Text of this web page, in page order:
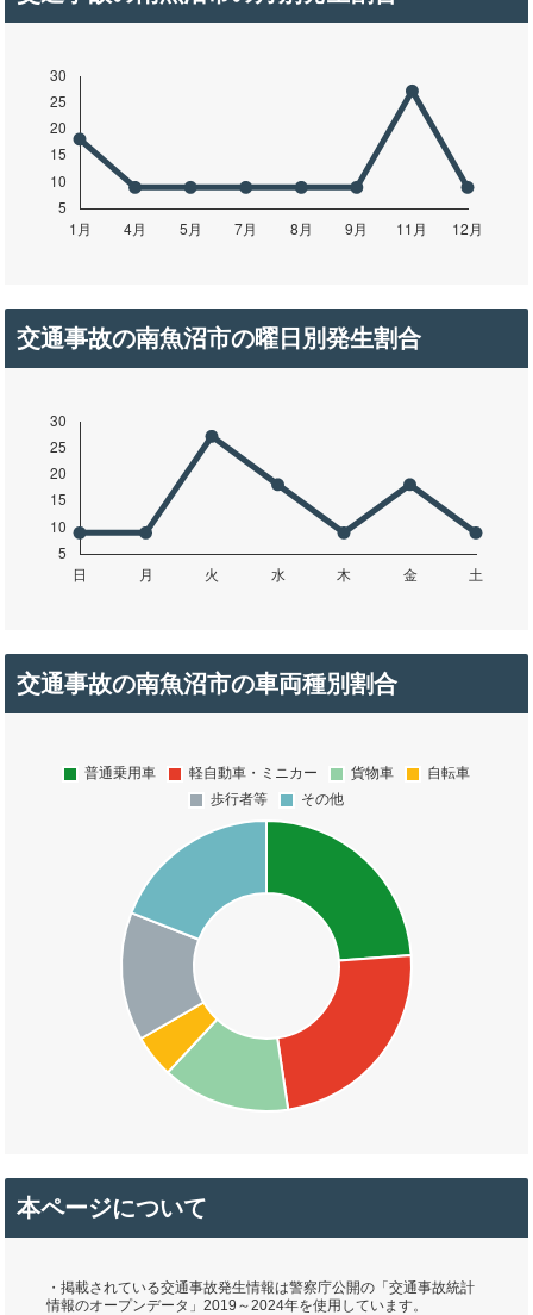
交通事故の南魚沼市の曜日別発生割合
交通事故の南魚沼市の車両種別割合
本ページについて
・掲載されている交通事故発生情報は警察庁公開の「交通事故統計
情報のオープンデータ」2019～2024年を使用しています。